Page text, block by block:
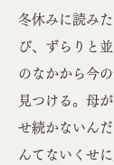
冬休みに読み
び、ずらりと
のなかから今
見つける。母
せ続かないん
んてないくせ